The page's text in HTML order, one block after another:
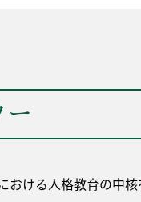
ー
おける人格教育の中